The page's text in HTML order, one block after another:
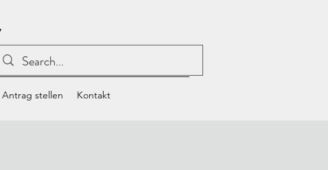
Antrag stellen Kontakt